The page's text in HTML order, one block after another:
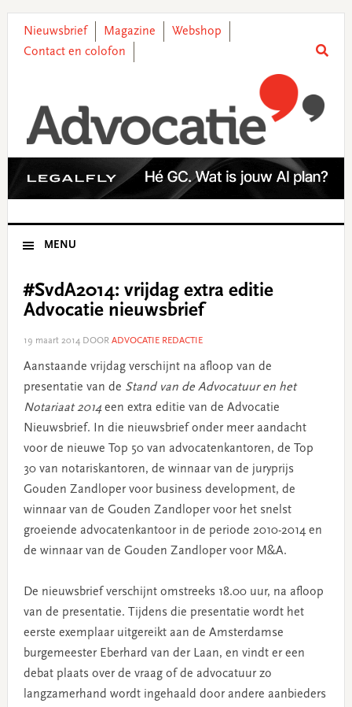
primary
main
primary
footer
Nieuwsbrief Magazine
Webshop
Contact en colofon
MENU
#SvdA2014: vrijdag extra editie
Advocatie nieuwsbrief
19 maart 2014DOOR ADVOCATIE REDACTIE
Aanstaande vrijdag verschijnt na afloop van de
presentatie van de Stand van de Advocatuur en het
Notariaat 2014een extra editie van de Advocatie
Nieuwsbrief. In die nieuwsbrief onder meer aandacht
voor de nieuwe Top 50 van advocatenkantoren, de Top
30 van notariskantoren, de winnaar van de juryprijs
Gouden Zandloper voor business development, de
winnaar van de Gouden Zandloper voor het snelst
groeiende advocatenkantoor in de periode 2010-2014 en
de winnaar van de Gouden Zandloper voor M&A.
De nieuwsbrief verschijnt omstreeks 18.00 uur, na afloop
van de presentatie. Tijdens die presentatie wordt het
eerste exemplaar uitgereikt aan de Amsterdamse
burgemeester Eberhard van der Laan, en vindt er een
debat plaats over de vraag of de advocatuur zo
langzamerhand wordt ingehaald door andere aanbieders